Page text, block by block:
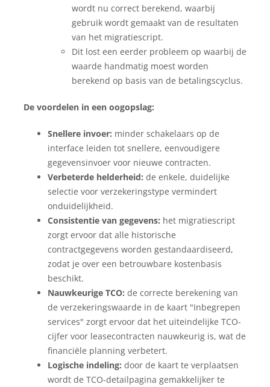
wordt nu correct berekend, waarbij
gebruik wordt gemaakt van de resultaten
van het migratiescript.
Dit lost een eerder probleem op waarbij de
waarde handmatig moest worden
berekend op basis van de betalingscyclus.
De voordelen in een oogopslag:
Snellere invoer: minder schakelaars op de
interface leiden tot snellere, eenvoudigere
gegevensinvoer voor nieuwe contracten.
Verbeterde helderheid: de enkele, duidelijke
selectie voor verzekeringstype vermindert
onduidelijkheid.
Consistentie van gegevens: het migratiescript
zorgt ervoor dat alle historische
contractgegevens worden gestandaardiseerd,
zodat je over een betrouwbare kostenbasis
beschikt.
Nauwkeurige TCO: de correcte berekening van
de verzekeringswaarde in de kaart "Inbegrepen
services" zorgt ervoor dat het uiteindelijke TCO-
cijfer voor leasecontracten nauwkeurig is, wat de
financiële planning verbetert.
Logische indeling: door de kaart te verplaatsen
wordt de TCO-detailpagina gemakkelijker te